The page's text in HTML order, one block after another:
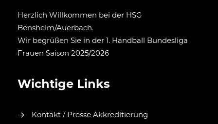
Herzlich Willkommen bei der HSG
Bensheim/Auerbach.
Wir begrüßen Sie in der 1. Handball Bundesliga
Frauen Saison 2025/2026
Wichtige Links
Kontakt / Presse Akkreditierung